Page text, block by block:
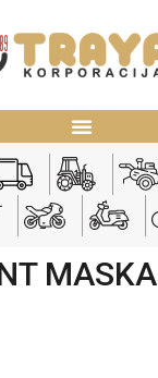
MASKA